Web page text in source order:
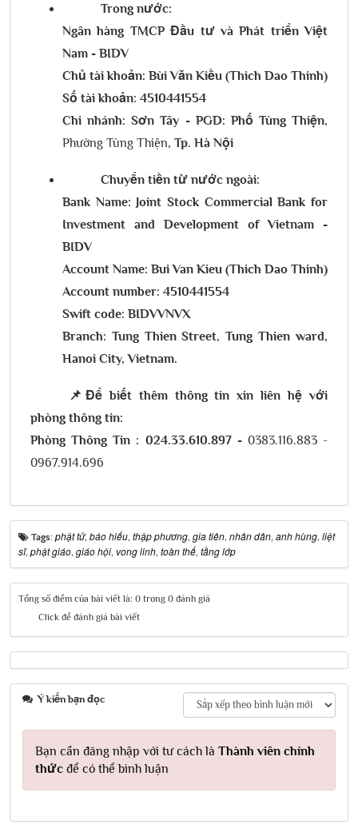
Trong nước:
Ngân hàng TMCP Đầu tư và Phát triển Việt
Nam - BIDV
Chủ tài khoản: Bùi Văn Kiều (Thich Dao Thinh)
Số tài khoản: 4510441554
Chi nhánh: Sơn Tây - PGD: Phố Tùng Thiện,
Phường Tùng Thiện, Tp. Hà Nội
Chuyển tiền từ nước ngoài:
Bank Name: Joint Stock Commercial Bank for
Investment and Development of Vietnam -
BIDV
Account Name: Bui Van Kieu (Thich Dao Thinh)
Account number: 4510441554
Swift code: BIDVVNVX
Branch: Tung Thien Street, Tung Thien ward,
Hanoi City, Vietnam.
📌Để biết thêm thông tin xin liên hệ với
phòng thông tin:
Phòng Thông Tin : 024.33.610.897- 0383.116.883 -
0967.914.696
Tags: phật tử, báo hiếu, thập phương, gia tiên, nhân dân, anh hùng, liệt
sĩ, phật giáo, giáo hội, vong linh, toàn thể, tầng lớp
Tổng số điểm của bài viết là: 0 trong 0 đánh giá
Click để đánh giá bài viết
Ý kiến bạn đọc
Bạn cần đăng nhập với tư cách là Thành viên chính
thức để có thể bình luận